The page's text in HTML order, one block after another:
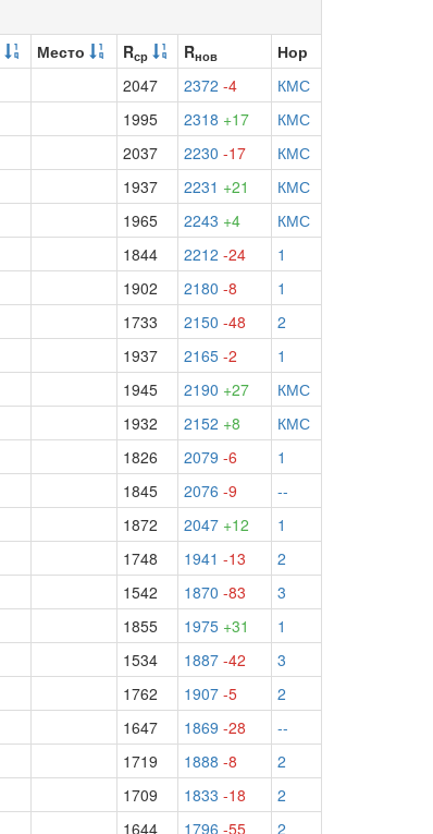
Место Rср Rнов
Нор
2047 2372 -4
КМС
1995 2318 +17
КМС
2037 2230 -17
КМС
1937 2231 +21
КМС
1965 2243 +4
КМС
1844 2212 -24
1
1902 2180 -8
1
1733 2150 -48
2
1937 2165 -2
1
1945 2190 +27
КМС
1932 2152 +8
КМС
1826 2079 -6
1
1845 2076 -9
--
1872 2047 +12
1
1748 1941 -13
2
1542 1870 -83
3
1855 1975 +31
1
1534 1887 -42
3
1762 1907 -5
2
1647 1869 -28
--
1719 1888 -8
2
1709 1833 -18
2
1644 1796 -55
2